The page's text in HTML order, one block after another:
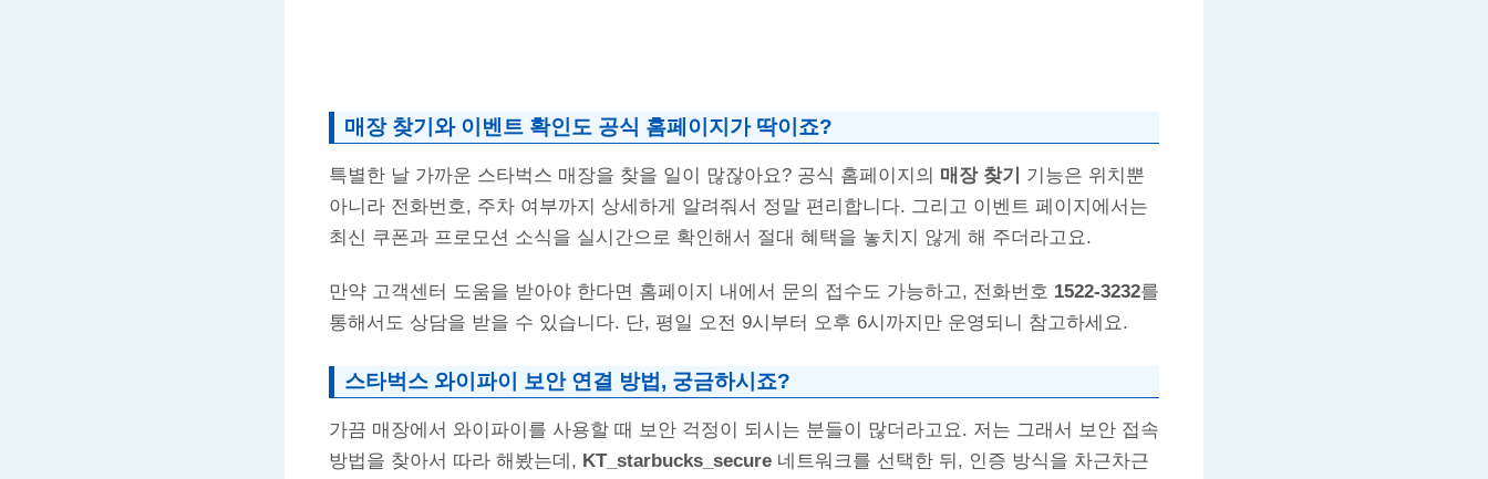
매장 찾기와 이벤트 확인도 공식 홈페이지가 딱이죠?
특별한 날 가까운 스타벅스 매장을 찾을 일이 많잖아요? 공식 홈페이지의 매장 찾기
기능은 위치뿐
아니라 전화번호, 주차 여부까지 상세하게 알려줘서 정말 편리합니다. 그리고 이벤트 페이지에서는
최신 쿠폰과 프로모션 소식을 실시간으로 확인해서 절대 혜택을 놓치지 않게 해 주더라고요.
만약 고객센터 도움을 받아야 한다면 홈페이지 내에서 문의 접수도 가능하고, 전화번호 1522-3232를
통해서도 상담을 받을 수 있습니다. 단, 평일 오전 9시부터 오후 6시까지만 운영되니 참고하세요.
스타벅스 와이파이 보안 연결 방법, 궁금하시죠?
가끔 매장에서 와이파이를 사용할 때 보안 걱정이 되시는 분들이 많더라고요. 저는 그래서 보안 접속
방법을 찾아서 따라 해봤는데, KT_starbucks_secure 네트워크를 선택한 뒤, 인증 방식을 차근차근